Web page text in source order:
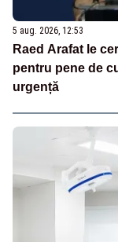
5 aug. 2026, 12:53
Raed Arafat le
pentru pene de
urgență